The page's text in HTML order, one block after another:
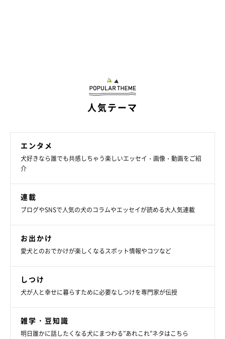
人気テーマ
エンタメ
犬好きなら誰でも共感しちゃう楽しいエッセイ・画像・動画をご紹
介
連載
ブログやSNSで人気の犬のコラムやエッセイが読める大人気連載
お出かけ
愛犬とのおでかけが楽しくなるスポット情報やコツなど
しつけ
犬が人と幸せに暮らすために必要なしつけを専門家が伝授
雑学・豆知識
明日誰かに話したくなる犬にまつわる”あれこれ”ネタはこちら